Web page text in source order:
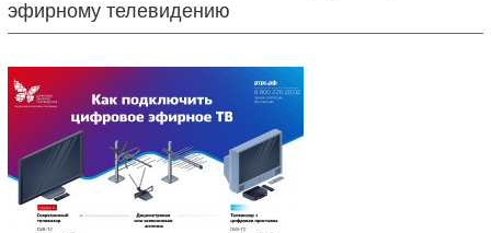
эфирному телевидению